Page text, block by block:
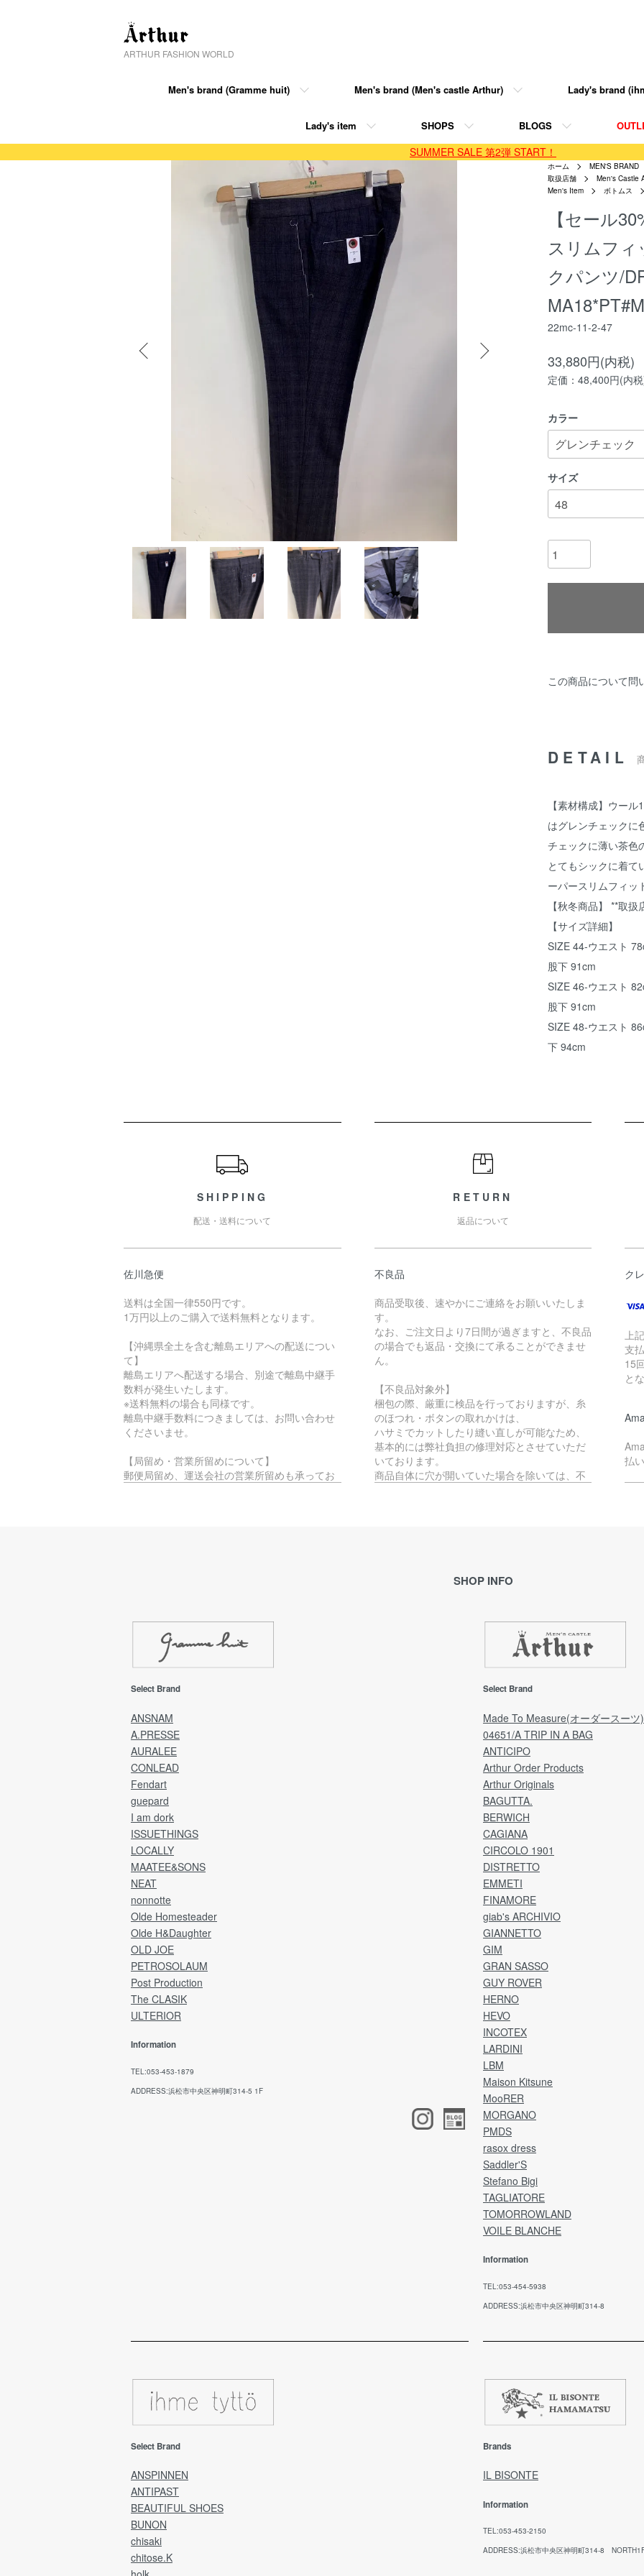
ARTHUR FASHION WORLD
Men's brand (Gramme huit) Men's brand (Men's castle Arthur) Lady's brand
Lady's item SHOPS BLOGS
SUMMER SALE 第2弾 START！
ホーム MEN'S BRAND
取扱店舗
Men's Castle
Men's Item
ボトムス
【セール
スリムフィ
クパンツ/
22mc-11-2-47
33,880円(内税)
定価：48,400円(内
カラー
サイズ
この商品について問
DETAIL
【素材構成】ウー
はグレンチェックに
チェックに薄い茶色
とてもシックに着て
ーパースリムフィッ
【秋冬商品】 **取
【サイズ詳細】
SIZE 44-ウエスト
股下 91cm
SIZE 46-ウエスト
股下 91cm
SIZE 48-ウエスト
下 94cm
SHIPPING
配送・送料について
佐川急便
送料は全国一律550円です。
1万円以上のご購入で送料無料となります。
【沖縄県全土を含む離島エリアへの配送につい
て】
離島エリアへ配送する場合、別途で離島中継手
数料が発生いたします。
※送料無料の場合も同様です。
離島中継手数料につきましては、お問い合わせ
くださいませ。
【局留め・営業所留めについて】
郵便局留め、運送会社の営業所留めも承ってお
ご迷惑をおかけしますが、何卒ご理解賜ります
ようお願い申し上げます。
送方法です。
発送完了後、カード決済金額に送料を追加した
金額にて、ご請求させていただきます。
※送料は全商品発生し「宛先国・サイズ・重量」
によって異なります。
Delivery will be by EMS and payment will be by
credit card.
After the product has been shipped,
you will be charged the product price plus
shipping costs.
[Returns and refunds]
We cannot accept returns, exchanges, or
refunds after the product has been shipped.
→ Japan Post Website
RETURN
返品について
不良品
商品受取後、速やかにご連絡をお願いいたしま
す。
なお、ご注文日より7日間が過ぎますと、不良品
の場合でも返品・交換にて承ることができませ
ん。
【不良品対象外】
梱包の際、厳重に検品を行っておりますが、糸
のほつれ・ボタンの取れかけは、
ハサミでカットしたり縫い直しが可能なため、
基本的には弊社負担の修理対応とさせていただ
いております。
商品自体に穴が開いていた場合を除いては、不
品・交換は承ることができません。
返品・交換をご希望の場合「ご注文日」から7日
(ご予約品は「商品受取日」から7日以内にご連
※弊社理由による発送遅れの場合は「商品受取
日」より7日間が期限となります。
日時指定により、受取日を延長される場合は
「ご注文日」より7日間が期限のため、
指定日によっては、不良品の場合でも返品・交
換が不可となっております。
ご理解のうえ、ご選択くださいますよう何卒お
※なお、過度に返品・交換が多いお客様につきま
こちらの判断で次回からのご注文をお断りさせ
ていただくことがございます。
弊社より返送先の住所をご連絡いたします。
メールをご確認のうえ、2日以内にご返送をお願
※ご事情により期限以内に返送手続きが難しい場
合は、ご連絡をお願いいたします。
発送は宅急便、またはゆうパックにてお願いい
(※レターパックはご利用いただけません。)
商品タグ・その他付属品は、外さずそのままの
状態で梱包してください。
香水や洗剤の匂い、着用感がみられた場合は、
返品・交換はお受けいたしかねます。
梱包に不備がある場合は、お受け取りできない
恐れ入りますが、予めご了承くださいませ。
ク
上
支
15
と
払
回
願
※振
回
方
SHOP INFO
Select Brand
ANSNAM
A.PRESSE
AURALEE
CONLEAD
Fendart
guepard
I am dork
ISSUETHINGS
LOCALLY
MAATEE&SONS
NEAT
nonnotte
Olde Homesteader
Olde H&Daughter
OLD JOE
PETROSOLAUM
Post Production
The CLASIK
ULTERIOR
Information
TEL:053-453-1879
ADDRESS:浜松市中央区神明町314-5 1F
Select Brand
Made To Measure(オーダースーツ)
04651/A TRIP IN A BAG
ANTICIPO
Arthur Order Products
Arthur Originals
BAGUTTA.
BERWICH
CAGIANA
CIRCOLO 1901
DISTRETTO
EMMETI
FINAMORE
giab's ARCHIVIO
GIANNETTO
GIM
GRAN SASSO
GUY ROVER
HERNO
HEVO
INCOTEX
LARDINI
LBM
Maison Kitsune
MooRER
MORGANO
PMDS
rasox dress
Saddler'S
Stefano Bigi
TAGLIATORE
TOMORROWLAND
VOILE BLANCHE
Information
TEL:053-454-5938
ADDRESS:浜松市中央区神明町314-8
Select Brand
ANSPINNEN
ANTIPAST
BEAUTIFUL SHOES
BUNON
chisaki
chitose.K
Brands
IL BISONTE
Information
TEL:053-453-2150
ADDRESS:浜松市中央区神明町314-8